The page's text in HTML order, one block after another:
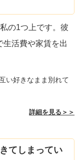
の1つ上です。彼
生活費や家賃を出
い好きなまま別れて
詳細を見る＞＞
てしまってい